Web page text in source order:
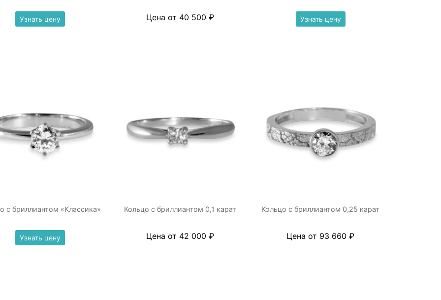
Узнать цену Цена от 40 500 ₽ Узнать цену
с бриллиантом «Классика»
Узнать цену
Кольцо с бриллиантом 0,1 карат
Цена от 42 000 ₽
Кольцо с бриллиантом 0,25 карат
Цена от 93 660 ₽